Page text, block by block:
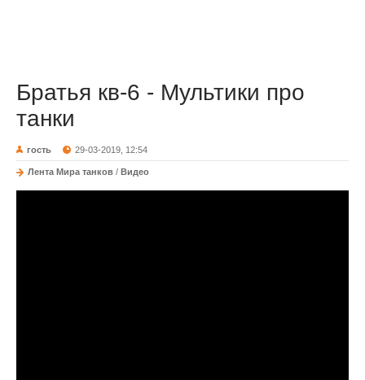
Братья кв-6 - Мультики про
танки
гость 29-03-2019, 12:54
Лента Мира танков / Видео